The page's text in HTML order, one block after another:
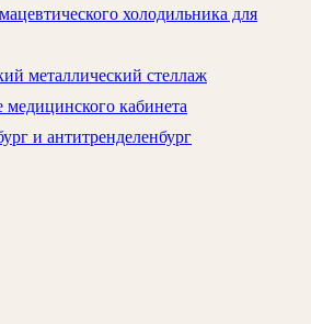
холодильника для
металлический стеллаж
кабинета
и антитренделенбург